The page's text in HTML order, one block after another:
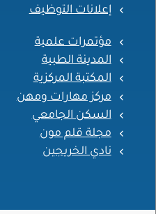
إعلانات التوظيف
مؤتمرات علمية
المدينة الطبية
المكتبة المركزية
مركز مهارات ومهن
السكن الجامعي
مجلة قلم مون
نادي الخريجين